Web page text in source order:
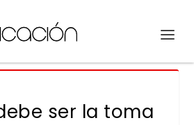
ser la toma